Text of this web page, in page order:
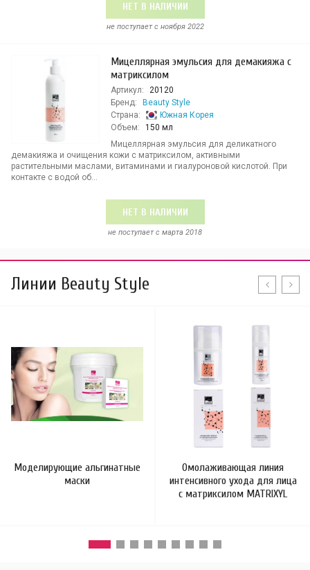
НЕТ В НАЛИЧИИ
не поступает c ноября 2022
Мицеллярная эмульсия для демакияжа с
матриксилом
Артикул:
20120
Бренд:
Beauty Style
Страна:
Южная Корея
Объем:
150 мл
Мицеллярная эмульсия для деликатного
демакияжа и очищения кожи с матриксилом, активными
растительными маслами, витаминами и гиалуроновой кислотой. При
контакте с водой об...
НЕТ В НАЛИЧИИ
не поступает c марта 2018
Линии Beauty Style
Моделирующие альгинатные
маски
Омолаживающая линия
интенсивного ухода для лица
с матриксилом MATRIXYL